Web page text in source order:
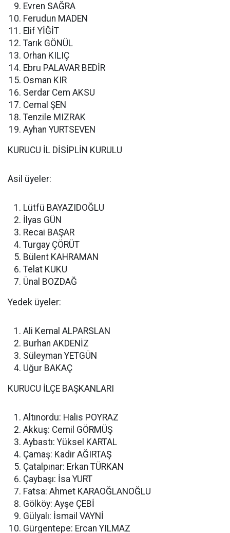
Evren SAĞRA
Ferudun MADEN
Elif YİĞİT
Tarık GÖNÜL
Orhan KILIÇ
Ebru PALAVAR BEDİR
Osman KIR
Serdar Cem AKSU
Cemal ŞEN
Tenzile MIZRAK
Ayhan YURTSEVEN
KURUCU İL DİSİPLİN KURULU
Asil üyeler:
Lütfü BAYAZIDOĞLU
İlyas GÜN
Recai BAŞAR
Turgay ÇÖRÜT
Bülent KAHRAMAN
Telat KUKU
Ünal BOZDAĞ
Yedek üyeler:
Ali Kemal ALPARSLAN
Burhan AKDENİZ
Süleyman YETGÜN
Uğur BAKAÇ
KURUCU İLÇE BAŞKANLARI
Altınordu: Halis POYRAZ
Akkuş: Cemil GÖRMÜŞ
Aybastı: Yüksel KARTAL
Çamaş: Kadir AĞIRTAŞ
Çatalpınar: Erkan TÜRKAN
Çaybaşı: İsa YURT
Fatsa: Ahmet KARAOĞLANOĞLU
Gölköy: Ayşe ÇEBİ
Gülyalı: İsmail VAYNİ
Gürgentepe: Ercan YILMAZ